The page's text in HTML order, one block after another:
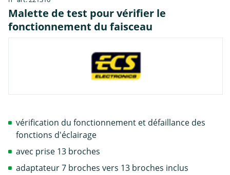
Malette de test pour vérifier le
fonctionnement du faisceau
vérification du fonctionnement et défaillance des
fonctions d'éclairage
avec prise 13 broches
adaptateur 7 broches vers 13 broches inclus